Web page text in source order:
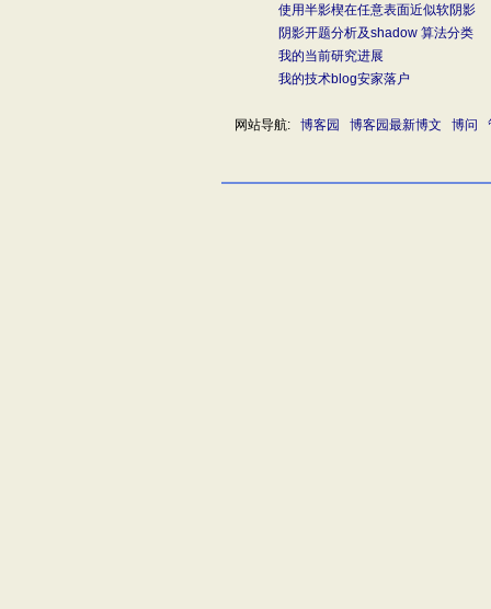
使用半影楔在任意表面近似软阴影
阴影开题分析及shadow 算法分类
我的当前研究进展
我的技术blog安家落户
网站导航: 博客园 博客园最新博文 博问